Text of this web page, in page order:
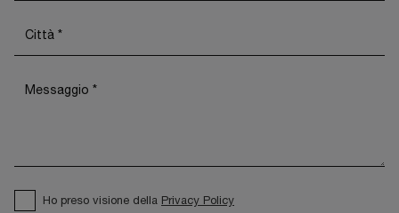
Ho preso visione della Privacy Policy